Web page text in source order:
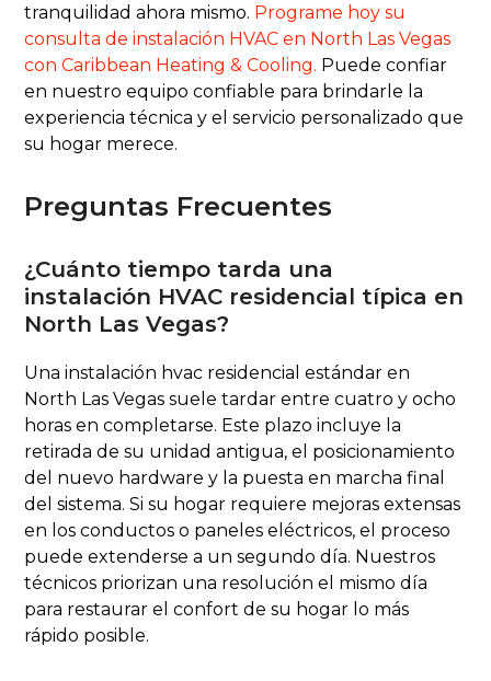
tranquilidad ahora mismo. Programe hoy su
consulta de instalación HVAC en North Las Vegas
con Caribbean Heating & Cooling. Puede confiar
en nuestro equipo confiable para brindarle la
experiencia técnica y el servicio personalizado que
su hogar merece.
Preguntas Frecuentes
¿Cuánto tiempo tarda una
instalación HVAC residencial típica en
North Las Vegas?
Una instalación hvac residencial estándar en
North Las Vegas suele tardar entre cuatro y ocho
horas en completarse. Este plazo incluye la
retirada de su unidad antigua, el posicionamiento
del nuevo hardware y la puesta en marcha final
del sistema. Si su hogar requiere mejoras extensas
en los conductos o paneles eléctricos, el proceso
puede extenderse a un segundo día. Nuestros
técnicos priorizan una resolución el mismo día
para restaurar el confort de su hogar lo más
rápido posible.